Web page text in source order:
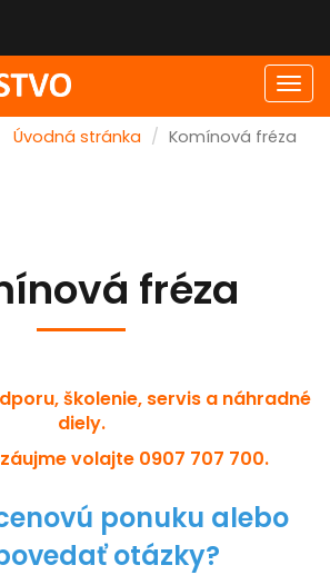
Úvodná stránka Komínová fréza
fréza
školenie, servis a náhradné
diely.
volajte 0907 707 700.
ponuku alebo
otázky?